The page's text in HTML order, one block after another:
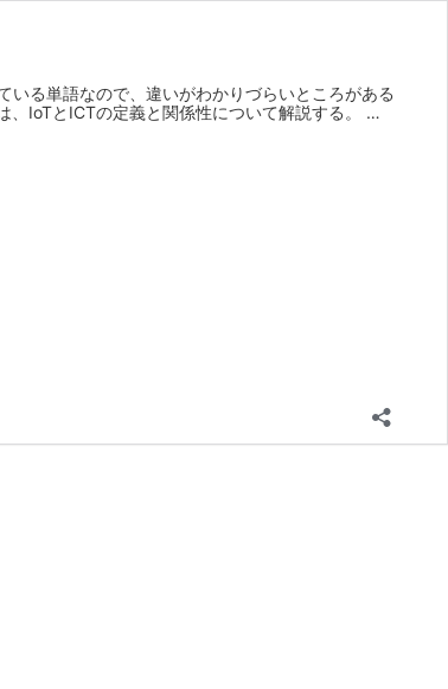
いる単語なので、違いがわかりづらいところがある
、IoTとICTの定義と関係性について解説する。 …